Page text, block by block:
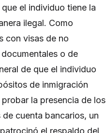
el individuo tiene la
ilegal. Como
con visas de no
o de
de que el individuo
de inmigración
la presencia de los
cuenta bancarios, un
el respaldo del